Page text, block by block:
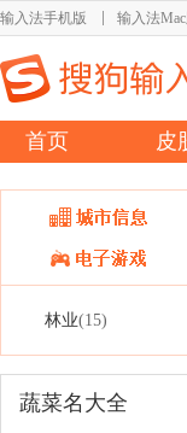
输入法手机版 输入法
首页 皮
林业(15)
蔬菜名大全